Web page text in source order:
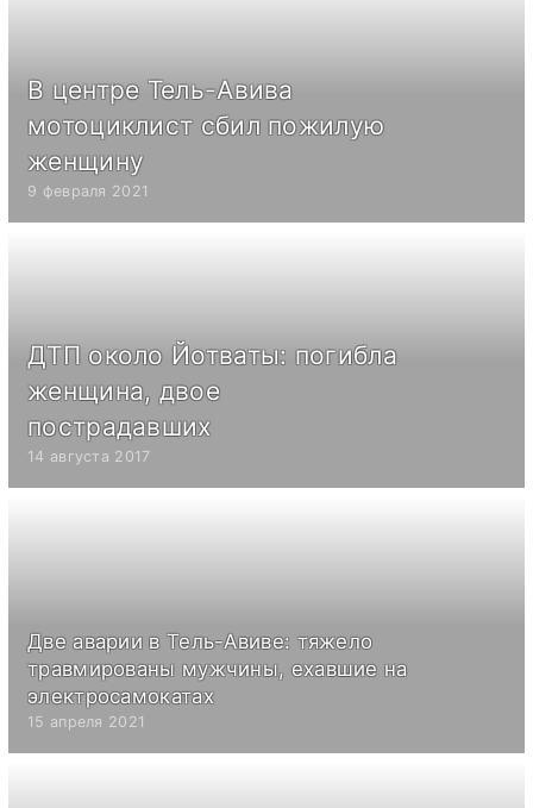
В центре Тель-Авива
мотоциклист сбил пожилую
женщину
9 февраля 2021
ДТП около Йотваты: погибла
женщина, двое
пострадавших
14 августа 2017
Две аварии в Тель-Авиве: тяжело
травмированы мужчины, ехавшие на
электросамокатах
15 апреля 2021